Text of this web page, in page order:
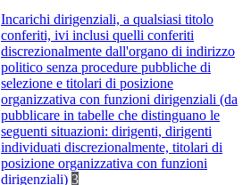
Incarichi dirigenziali, a qualsiasi titolo
conferiti, ivi inclusi quelli conferiti
discrezionalmente dall'organo di indirizzo
politico senza procedure pubbliche di
selezione e titolari di posizione
organizzativa con funzioni dirigenziali (da
pubblicare in tabelle che distinguano le
seguenti situazioni: dirigenti, dirigenti
individuati discrezionalmente, titolari di
posizione organizzativa con funzioni
dirigenziali) 3